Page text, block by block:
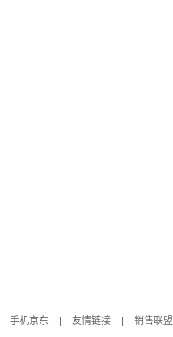
手机京东 友情链接 销售联盟